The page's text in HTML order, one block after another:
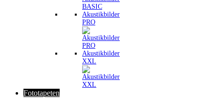
Akustikbilder
PRO
Akustikbilder
XXL
Fototapeten